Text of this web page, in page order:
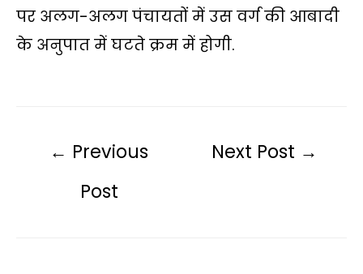
पर अलग-अलग पंचायतों में उस वर्ग की आबादी
के अनुपात में घटते क्रम में होगी.
← Previous
Post
Next Post →